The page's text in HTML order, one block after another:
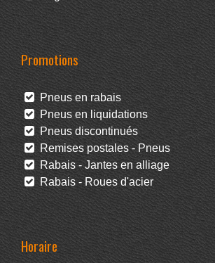
Promotions
Pneus en rabais
Pneus en liquidations
Pneus discontinués
Remises postales - Pneus
Rabais - Jantes en alliage
Rabais - Roues d'acier
Horaire